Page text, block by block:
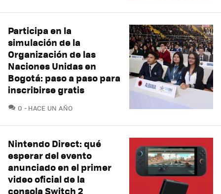
Participa en la
simulación de la
Organización de las
Naciones Unidas en
Bogotá: paso a paso para
inscribirse gratis
0 COMENTARIOS
HACE UN AÑO
Nintendo Direct: qué
esperar del evento
anunciado en el primer
video oficial de la
consola Switch 2